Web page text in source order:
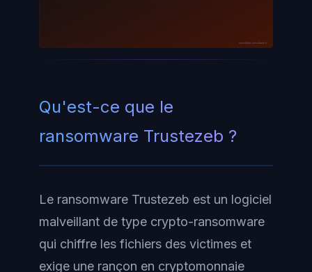
ayinedjimi-consultants.fr
Qu'est-ce que le
ransomware Trustezeb ?
Le ransomware Trustezeb est un logiciel
malveillant de type crypto-ransomware
qui chiffre les fichiers des victimes et
exige une rançon en cryptomonnaie